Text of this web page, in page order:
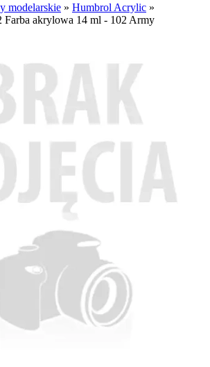
modelarskie » Humbrol Acrylic »
akrylowa 14 ml - 102 Army